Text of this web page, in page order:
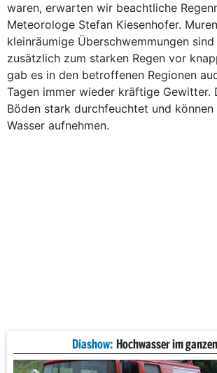
waren, erwarten wir beachtliche
Meteorologe Stefan Kiesenhofer.
kleinräumige Überschwemmungen
zusätzlich zum starken Regen vor
gab es in den betroffenen Regionen
Tagen immer wieder kräftige Gewitter.
Böden stark durchfeuchtet und können
Wasser aufnehmen.
Diashow: Hochwasser im